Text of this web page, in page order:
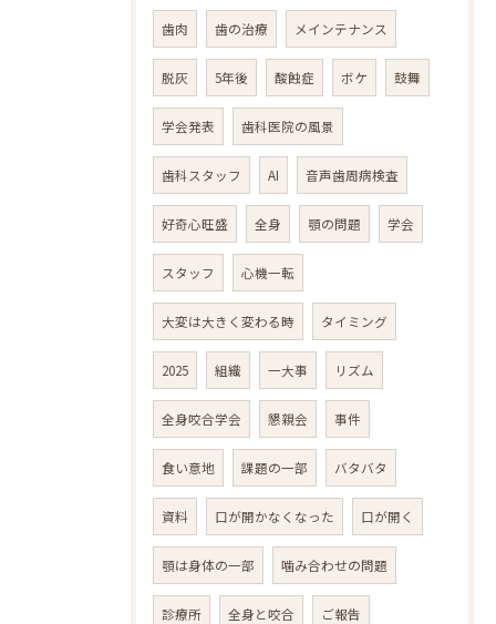
歯肉 歯の治療 メインテナンス
脱灰 5年後 酸蝕症 ボケ 鼓舞
学会発表 歯科医院の風景
歯科スタッフ AI 音声歯周病検査
好奇心旺盛 全身 顎の問題 学会
スタッフ 心機一転
大変は大きく変わる時 タイミング
2025 組織 一大事 リズム
全身咬合学会 懇親会 事件
食い意地 課題の一部 バタバタ
資料 口が開かなくなった 口が開く
顎は身体の一部 噛み合わせの問題
診療所 全身と咬合 ご報告